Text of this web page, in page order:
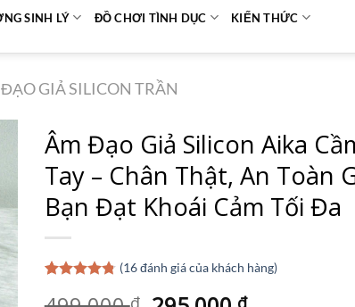
SINH LÝ ĐỒ CHƠI TÌNH DỤC KIẾN THỨC
GIẢ SILICON TRẦN
Âm Đạo Giả Silicon Aika
Tay – Chân Thật, An Toàn
Bạn Đạt Khoái Cảm Tối Đa
dựa trên
(16đánh giá của khách hàng)
₫ ₫